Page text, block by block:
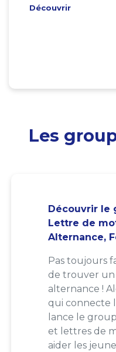
Découvrir
Les
Découvrir le
Lettre de
Alternance,
Pas toujours
de trouver
alternance !
qui connecte
lance le
et lettres de
aider les